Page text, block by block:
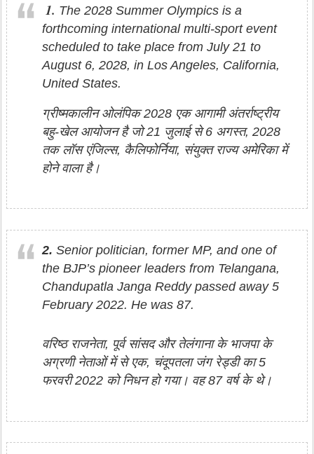
1. The 2028 Summer Olympics is a
forthcoming international multi-sport event
scheduled to take place from July 21 to
August 6, 2028, in Los Angeles, California,
United States.
ग्रीष्मकालीन ओलंपिक 2028 एक आगामी अंतर्राष्ट्रीय
बहु-खेल आयोजन है जो 21 जुलाई से 6 अगस्त, 2028
तक लॉस एंजिल्स, कैलिफोर्निया, संयुक्त राज्य अमेरिका में
होने वाला है।
2. Senior politician, former MP, and one of
the BJP’s pioneer leaders from Telangana,
Chandupatla Janga Reddy passed away 5
February 2022. He was 87.
वरिष्ठ राजनेता, पूर्व सांसद और तेलंगाना के भाजपा के
अग्रणी नेताओं में से एक, चंदूपतला जंग रेड्डी का 5
फरवरी 2022 को निधन हो गया। वह 87 वर्ष के थे।